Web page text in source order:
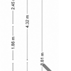
en is
ons een